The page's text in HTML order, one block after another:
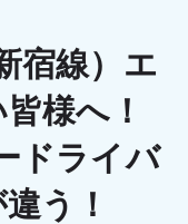
宿線）エ
様へ！
ドライバ
う！